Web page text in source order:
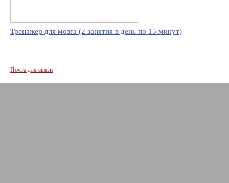
Тренажер для мозга (2 занятия в день по 15 минут)
Почта для связи